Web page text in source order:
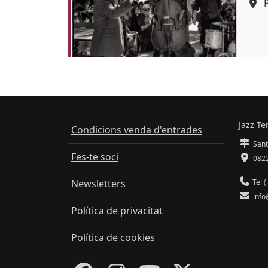
Condicions venda d'entrades
Fes-te soci
Newsletters
Política de privacitat
Política de cookies
Jazz
Tel